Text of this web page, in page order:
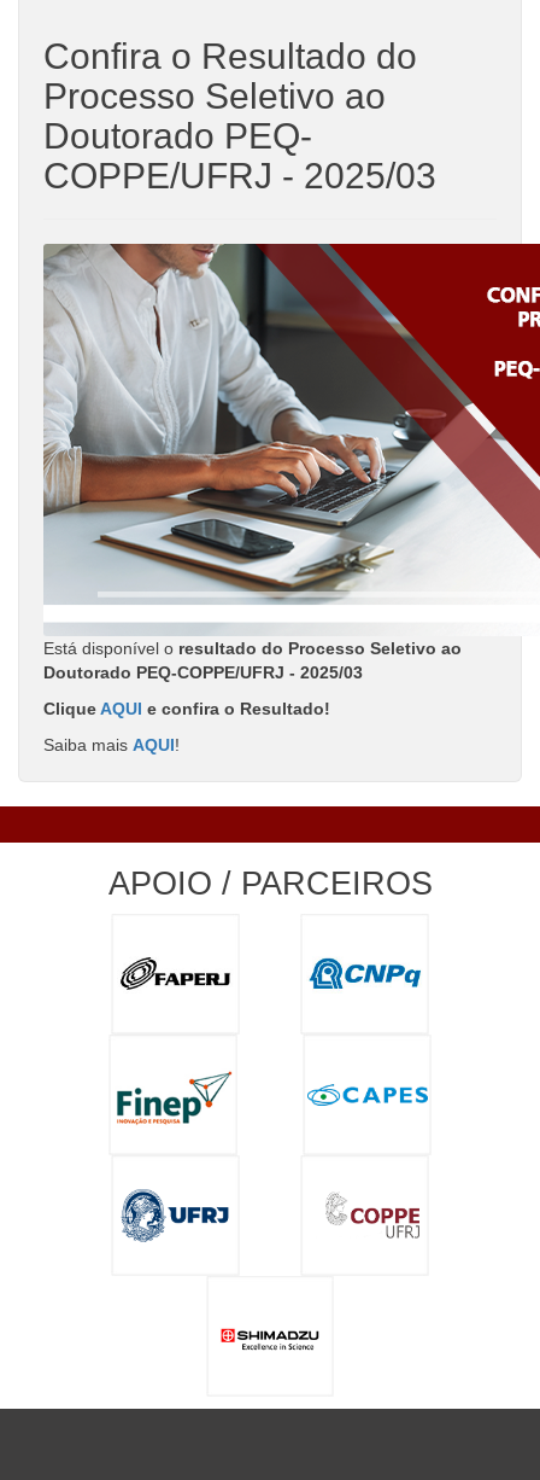
Confira o Resultado do
Processo Seletivo ao
Doutorado PEQ-
COPPE/UFRJ - 2025/03
Está disponível o resultado do Processo Seletivo ao
Doutorado PEQ-COPPE/UFRJ - 2025/03
CliqueAQUI e confira o Resultado!
Saiba mais AQUI!
APOIO / PARCEIROS